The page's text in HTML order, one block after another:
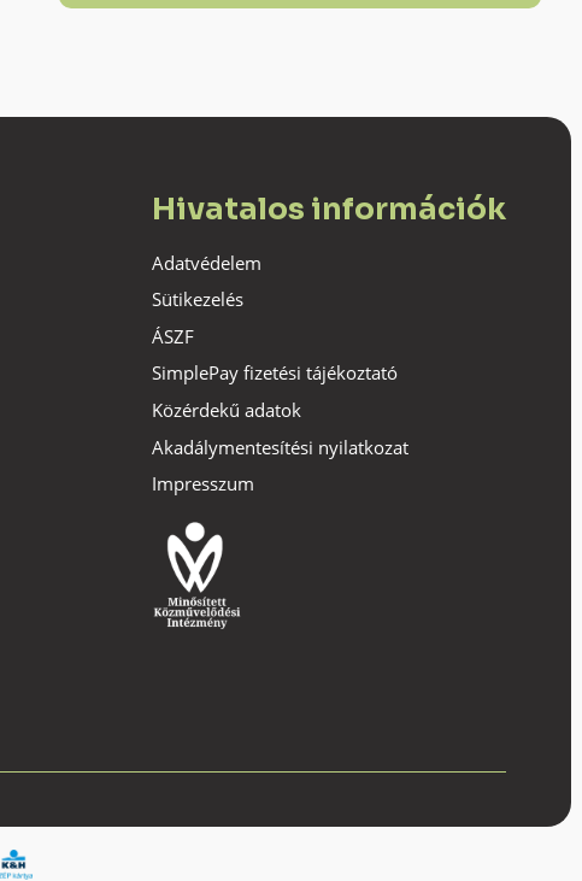
Hivatalos információk
Adatvédelem
Sütikezelés
ÁSZF
SimplePay fizetési tájékoztató
Közérdekű adatok
Akadálymentesítési nyilatkozat
Impresszum